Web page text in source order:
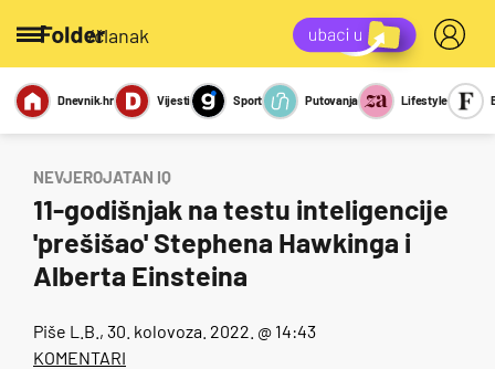
/članak
Miks Kviz
Report
Sexy
Dnevnik.hr Vijesti Sport Putovanja Lifestyle
NEVJEROJATAN IQ
11-godišnjak na testu inteligencije
'prešišao' Stephena Hawkinga i
Alberta Einsteina
Piše L.B. , 30. kolovoza. 2022. @ 14:43
KOMENTARI